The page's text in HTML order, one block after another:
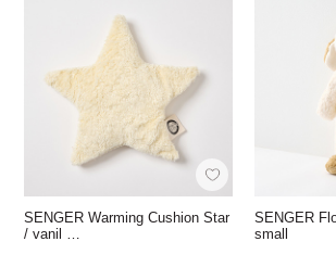
SENGER Warming Cushion Star
/ vanil …
SENGER
small